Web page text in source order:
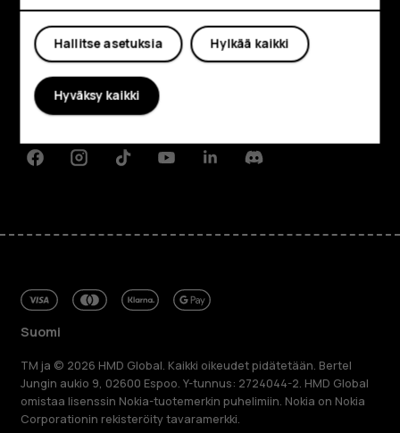
Tutustu
Tietoa meistä
Planet and people
FacebookInstagramTiktokYoutubeLinkedinDiscord
Suomi
TM ja © 2026 HMD Global. Kaikki oikeudet pidätetään. Bertel
Jungin aukio 9, 02600 Espoo. Y-tunnus: 2724044-2. HMD Global
omistaa lisenssin Nokia-tuotemerkin puhelimiin. Nokia on Nokia
Corporationin rekisteröity tavaramerkki.
Hylkää kaikki
Hallitse asetuksia
Hyväksy kaikki